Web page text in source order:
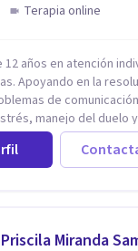
Terapia online
12 años en atención
Apoyando en la
de
manejo del duelo y
y depresión,
conducta y
su
de cada uno tener su
Priscila Miranda